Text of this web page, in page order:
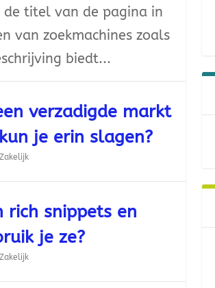
de titel van de pagina in
van zoekmachines zoals
biedt...
verzadigde markt
je erin slagen?
Zakelijk
rich snippets en
je ze?
Zakelijk